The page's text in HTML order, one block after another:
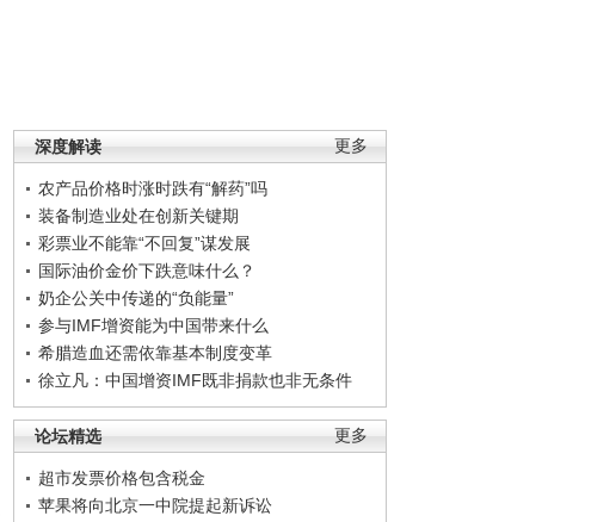
更多
深度解读
农产品价格时涨时跌有“解药”吗
装备制造业处在创新关键期
彩票业不能靠“不回复”谋发展
国际油价金价下跌意味什么？
奶企公关中传递的“负能量”
参与IMF增资能为中国带来什么
希腊造血还需依靠基本制度变革
徐立凡：中国增资IMF既非捐款也非无条件
更多
论坛精选
超市发票价格包含税金
苹果将向北京一中院提起新诉讼